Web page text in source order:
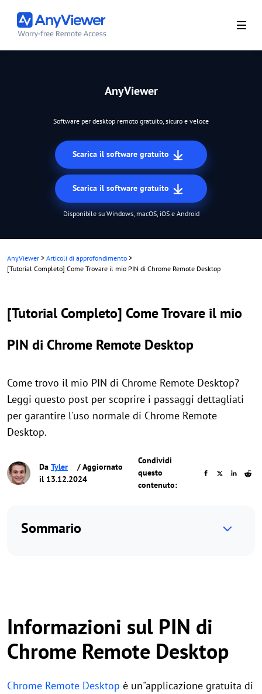
AnyViewer
Software per desktop remoto gratuito, sicuro e veloce
Scarica il software gratuito
Scarica il software gratuito
Disponibile su Windows, macOS, iOS e Android
AnyViewer > Articoli di approfondimento >
[Tutorial Completo] Come Trovare il mio PIN di Chrome Remote Desktop
[Tutorial Completo] Come Trovare il mio
PIN di Chrome Remote Desktop
Come trovo il mio PIN di Chrome Remote Desktop?
Leggi questo post per scoprire i passaggi dettagliati
per garantire l'uso normale di Chrome Remote
Desktop.
Da Tyler
/ Aggiornato
il 13.12.2024
Condividi
questo
contenuto:
Sommario
Informazioni sul PIN di
Chrome Remote Desktop
Chrome Remote Desktop è un"applicazione gratuita di